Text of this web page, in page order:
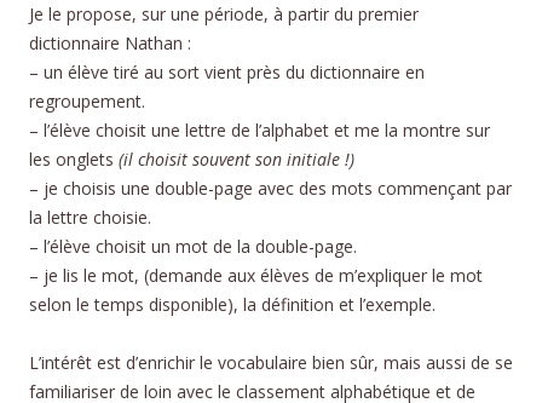
Je le propose, sur une période, à partir du premier
dictionnaire Nathan :
– un élève tiré au sort vient près du dictionnaire en
regroupement.
– l’élève choisit une lettre de l’alphabet et me la montre sur
les onglets (il choisit souvent son initiale !)
– je choisis une double-page avec des mots commençant par
la lettre choisie.
– l’élève choisit un mot de la double-page.
– je lis le mot, (demande aux élèves de m’expliquer le mot
selon le temps disponible), la définition et l’exemple.
L’intérêt est d’enrichir le vocabulaire bien sûr, mais aussi de se
familiariser de loin avec le classement alphabétique et de